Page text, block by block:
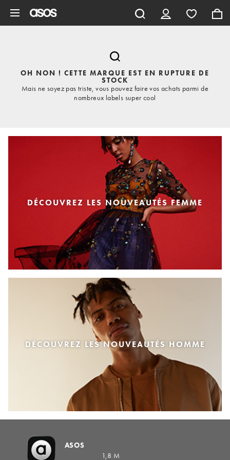
OH NON ! CETTE MARQUE EST EN RUPTURE DE
STOCK
Mais ne soyez pas triste, vous pouvez faire vos achats parmi de
nombreux labels super cool
DÉCOUVREZ LES NOUVEAUTÉS FEMME
DÉCOUVREZ LES NOUVEAUTÉS HOMME
ASOS
1,8 M